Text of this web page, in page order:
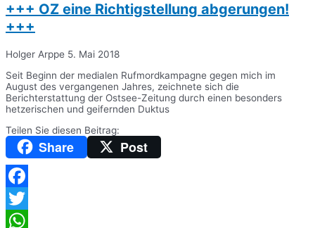
+++ OZ eine Richtigstellung abgerungen!
+++
Holger Arppe 5. Mai 2018
Seit Beginn der medialen Rufmordkampagne gegen mich im
August des vergangenen Jahres, zeichnete sich die
Berichterstattung der Ostsee-Zeitung durch einen besonders
hetzerischen und geifernden Duktus
Teilen Sie diesen Beitrag:
Share Post
Facebook
Twitter